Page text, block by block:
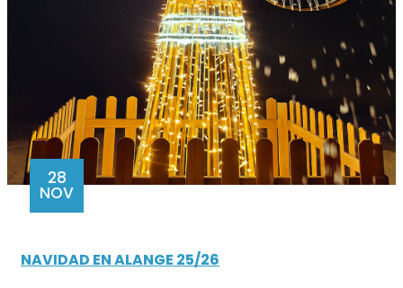
28
NOV
NAVIDAD EN ALANGE 25/26